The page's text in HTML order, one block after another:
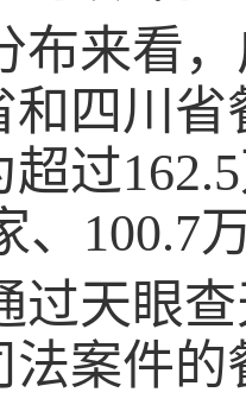
布来看
和四川
过
、100.7
过天眼
法案件